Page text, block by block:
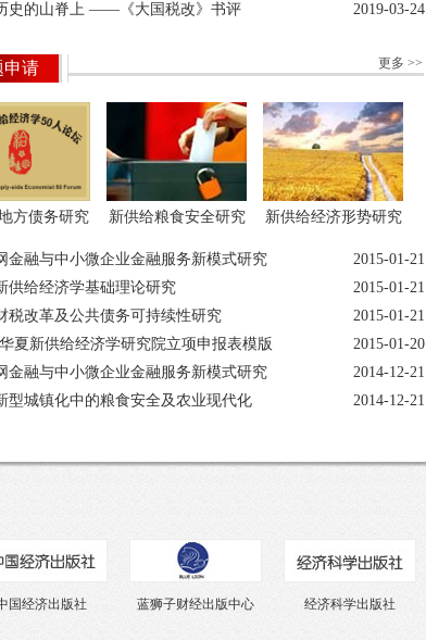
史的山脊上 ——《大国税改》书评
2019-03-24
角的反思
申请 更多 >>
方债务研究 新供给粮食安全研究 新供给经济形势研究
金融与中小微企业金融服务新模式研究
2015-01-21
供给经济学基础理论研究
2015-01-21
税改革及公共债务可持续性研究
2015-01-21
夏新供给经济学研究院立项申报表模版
2015-01-20
金融与中小微企业金融服务新模式研究
2014-12-21
型城镇化中的粮食安全及农业现代化
2014-12-21
经济出版社 蓝狮子财经出版中心 经济科学出版社